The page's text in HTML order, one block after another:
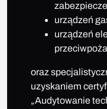
urządzeń
urządzeń
oraz
uzyskaniem
„Audytowanie